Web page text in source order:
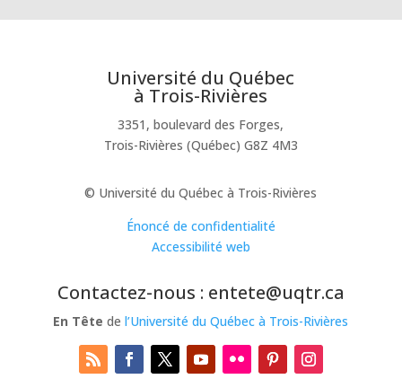
Université du Québec
à Trois-Rivières
3351, boulevard des Forges,
Trois-Rivières (Québec) G8Z 4M3
© Université du Québec à Trois-Rivières
Énoncé de confidentialité
Accessibilité web
Contactez-nous : entete@uqtr.ca
En Tête del’Université du Québec à Trois-Rivières